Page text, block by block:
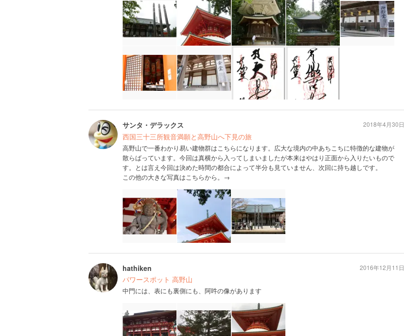
サンタ・デラックス
西国三十三所観音満願と高野山へ下見の旅
高野山で一番わかり易い建物群はこちらになります。広大な境内の中あちこちに特徴的な建物が
散らばっています。今回は真横から入ってしまいましたが本来はやはり正面から入りたいもので
す。とは言え今回は決めた時間の都合によって半分も見ていません、次回に持ち越しです。
この他の大きな写真はこちらから。→
2018年4月30日
hathiken
パワースポット 高野山
中門には、表にも裏側にも、阿吽の像があります
2016年12月11日